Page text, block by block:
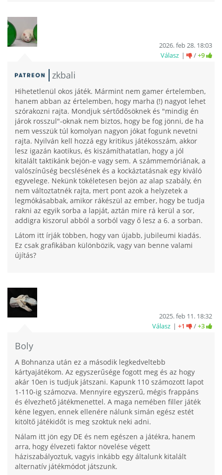
zkbali
2026. feb 28. 18:03
Válasz
/+9
Hihetetlenül okos játék. Mármint nem gamer értelemben,
hanem abban az értelemben, hogy marha (!) nagyot lehet
szórakozni rajta. Mondjuk sértődősöknek és "mindig én
járok rosszul"-oknak nem biztos, hogy be fog jönni, de ha
nem vesszük túl komolyan nagyon jókat fogunk nevetni
rajta. Nyilván kell hozzá egy kritikus játékosszám, akkor
lesz igazán kaotikus, és kiszámíthatatlan, hogy a jól
kitalált taktikánk bejön-e vagy sem. A számmemóriának, a
valószínűség becslésének és a kockáztatásnak egy kiváló
egyvelege. Nekünk tökéletesen bejön az alap szabály, én
nem változtatnék rajta, mert pont azok a helyzetek a
legmókásabbak, amikor rákészül az ember, hogy be tudja
rakni az egyik sorba a lapját, aztán mire rá kerül a sor,
addigra kiszorul abból a sorból vagy ő lesz a 6. a sorban.
Látom itt írják többen, hogy van újabb, jubileumi kiadás.
Ez csak grafikában különbözik, vagy van benne valami
újítás?
Boly
2025. feb 11. 18:32
Válasz
+1 /+3
A Bohnanza után ez a második legkedveltebb
kártyajátékom. Az egyszerűsége fogott meg és az hogy
akár 10en is tudjuk játszani. Kapunk 110 számozott lapot
1-110-ig számozva. Mennyire egyszerű, mégis frappáns
és élvezhető játékmenettel. A maga nemében filler játék
kéne legyen, ennek ellenére nálunk simán egész estét
kitöltő játékidőt is meg szoktuk neki adni.
Nálam itt jön egy DE és nem egészen a játékra, hanem
arra, hogy élvezeti faktor növelése végett
háziszabályoztuk, vagyis inkább egy általunk kitalált
alternatív játékmódot játszunk.